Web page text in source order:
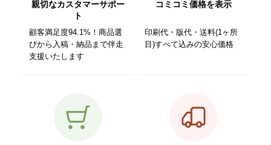
親切なカスタマーサポー
ト
顧客満足度94.1%！商品選
びから入稿・納品まで伴走
支援いたします
コミコミ価格を表示
印刷代・版代・送料(1ヶ所
目)すべて込みの安心価格